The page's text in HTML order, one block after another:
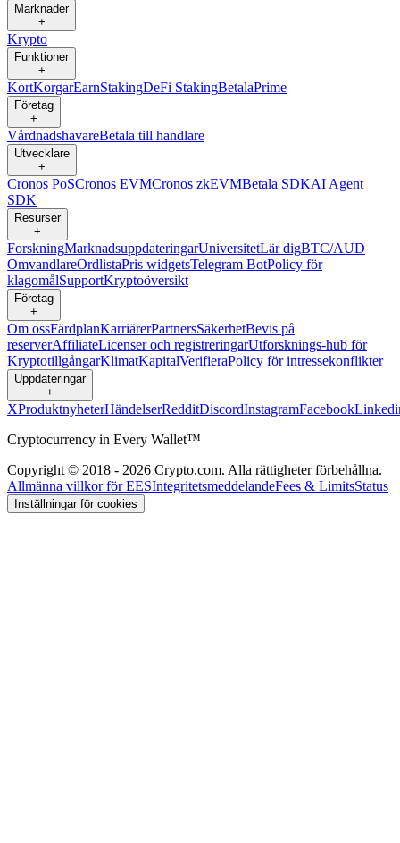
Marknader
+
Krypto
Funktioner
+
KortKorgarEarnStakingDeFi StakingBetalaPrime
Företag
+
VårdnadshavareBetala till handlare
Utvecklare
+
Cronos PoSCronos EVMCronos zkEVMBetala SDKAI Agent
SDK
Resurser
+
ForskningMarknadsuppdateringarUniversitetLär digBTC/AUD
OmvandlareOrdlistaPris widgetsTelegram BotPolicy för
klagomålSupportKryptoöversikt
Företag
+
Om ossFärdplanKarriärerPartnersSäkerhetBevis på
reserverAffiliateLicenser och registreringarUtforsknings-hub för
KryptotillgångarKlimatKapitalVerifieraPolicy för intressekonflikter
Uppdateringar
+
XProduktnyheterHändelserRedditDiscordInstagramFacebook
Cryptocurrency in Every Wallet™
Copyright © 2018 - 2026 Crypto.com. Alla rättigheter förbehållna.
Allmänna villkor för EESIntegritetsmeddelandeFees & LimitsStatus
Inställningar för cookies